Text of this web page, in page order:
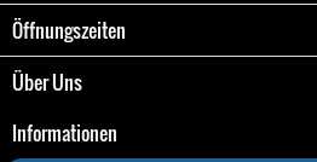
Öffnungszeiten
Über Uns
Informationen